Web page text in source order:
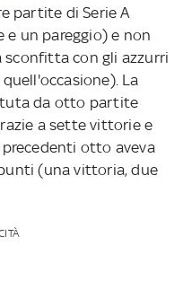
partite di Serie A
un pareggio) e non
sconfitta con gli azzurri
La
da otto partite
a sette vittorie e
otto aveva
(una vittoria, due